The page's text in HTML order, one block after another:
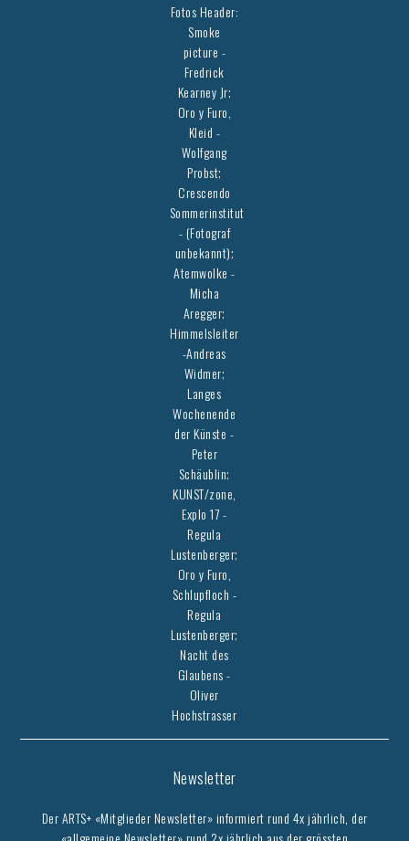
Fotos Header:
Smoke
picture -
Fredrick
Kearney Jr;
Oro y Furo,
Kleid -
Wolfgang
Probst;
Crescendo
Sommerinstitut
- (Fotograf
unbekannt);
Atemwolke -
Micha
Aregger;
Himmelsleiter
-Andreas
Widmer;
Langes
Wochenende
der Künste -
Peter
Schäublin;
KUNST/zone,
Explo 17 -
Regula
Lustenberger;
Oro y Furo,
Schlupfloch -
Regula
Lustenberger;
Nacht des
Glaubens -
Oliver
Hochstrasser
Newsletter
Der ARTS+ «Mitglieder Newsletter» informiert rund 4x jährlich, der